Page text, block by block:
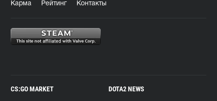
Карма Рейтинг Контакты
CS:GO MARKET DOTA2 NEWS